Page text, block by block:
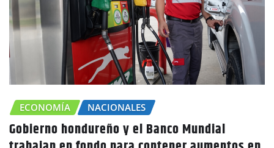
y el Banco Mundial
CHOLUTECA